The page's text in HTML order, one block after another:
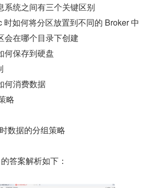
系统之间有三个关键区别
时如何将分区放置到不同的 Broker 中
会在哪个目录下创建
何保存到硬盘
何消费数据
略
数据的分组策略
答案解析如下：